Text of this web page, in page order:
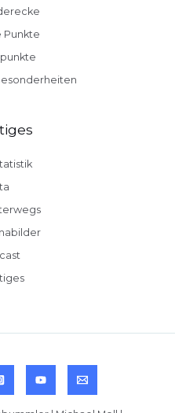
Punkte